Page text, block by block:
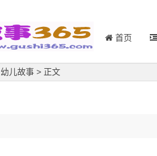
首页
幼儿故事 > 正文